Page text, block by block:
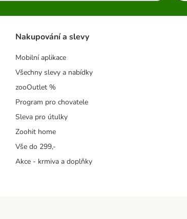
Nakupování a slevy
Mobilní aplikace
Všechny slevy a nabídky
zooOutlet %
Program pro chovatele
Sleva pro útulky
Zoohit home
Vše do 299,-
Akce - krmiva a doplňky